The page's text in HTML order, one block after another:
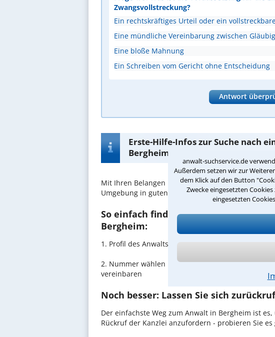
anwalt-suchservice.de
Außerdem setzen wir zur
dem Klick auf den Button
Zwecke eingesetzten
eingesetzten
Zwangsvollstreckung?
Ein rechtskräftiges Urteil oder ein
Eine mündliche Vereinbarung zwischen
Eine bloße Mahnung
Ein Schreiben vom Gericht ohne Entscheidung
Antwort
Erste-Hilfe-Infos zur Suche nach
Bergheim
Mit Ihren Belangen im Schuldensind Sie bei
Umgebung in guten Händen.
So einfach finden Sie den passenden
Bergheim:
1. Profil des Anwalts für Schulden in Ihrer
2. Nummer wählen und direkt mit der Kanzlei in
vereinbaren
Noch besser: Lassen Sie sich
Der einfachste Weg zum Anwalt in Bergheim ist
Rückruf der Kanzlei anzufordern - probieren Sie es